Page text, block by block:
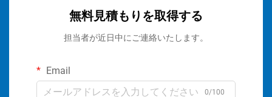
無料見積もりを取得する
担当者が近日中にご連絡いたします。
Email
0/100